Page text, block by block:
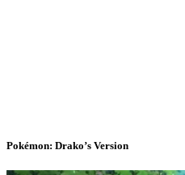
Pokémon: Drako’s Version